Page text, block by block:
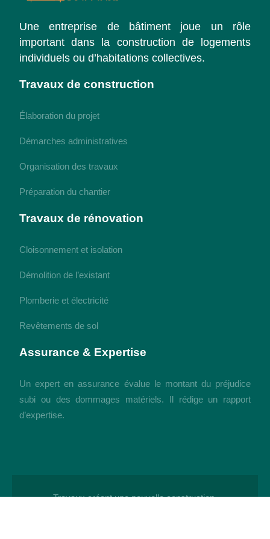
Une entreprise de bâtiment joue un rôle
important dans la construction de logements
individuels ou d’habitations collectives.
Travaux de construction
Élaboration du projet
Démarches administratives
Organisation des travaux
Préparation du chantier
Travaux de rénovation
Cloisonnement et isolation
Démolition de l’existant
Plomberie et électricité
Revêtements de sol
Assurance & Expertise
Un expert en assurance évalue le montant du préjudice
subi ou des dommages matériels. Il rédige un rapport
d’expertise.
Travaux créant une nouvelle construction.